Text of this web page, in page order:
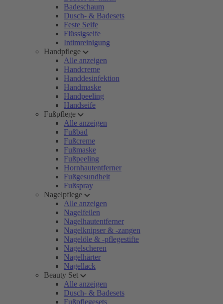
Badeschaum
Dusch- & Badesets
Feste Seife
Flüssigseife
Intimreinigung
Handpflege
Alle anzeigen
Handcreme
Handdesinfektion
Handmaske
Handpeeling
Handseife
Fußpflege
Alle anzeigen
Fußbad
Fußcreme
Fußmaske
Fußpeeling
Hornhautentferner
Fußgesundheit
Fußspray
Nagelpflege
Alle anzeigen
Nagelfeilen
Nagelhautentferner
Nagelknipser & -zangen
Nagelöle & -pflegestifte
Nagelscheren
Nagelhärter
Nagellack
Beauty Set
Alle anzeigen
Dusch- & Badesets
Fußpflegesets